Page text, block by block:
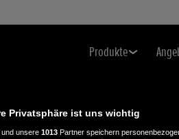
Produkte
Privatsphäre ist uns wichtig
und unsere 1013 Partner speichern